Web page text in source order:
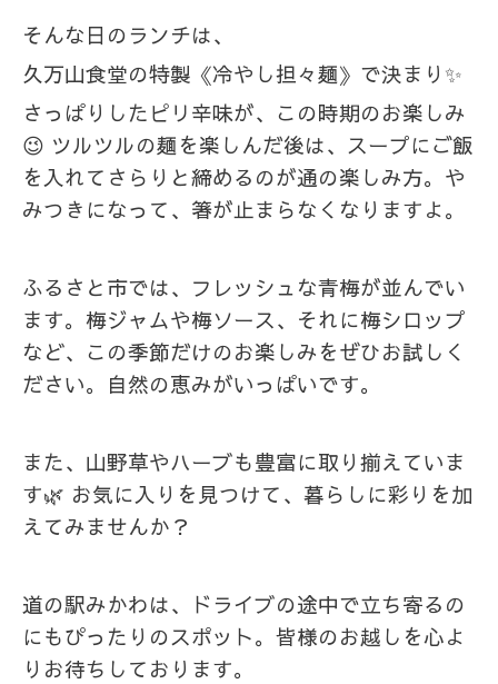
そんな日のランチは、
久万山食堂の特製《冷やし担々麺》で決まり✨
さっぱりしたピリ辛味が、この時期のお楽しみ
😉 ツルツルの麺を楽しんだ後は、スープにご飯
を入れてさらりと締めるのが通の楽しみ方。や
みつきになって、箸が止まらなくなりますよ。
ふるさと市では、フレッシュな青梅が並んでい
ます。梅ジャムや梅ソース、それに梅シロップ
など、この季節だけのお楽しみをぜひお試しく
ださい。自然の恵みがいっぱいです。
また、山野草やハーブも豊富に取り揃えていま
す🌿 お気に入りを見つけて、暮らしに彩りを加
えてみませんか？
道の駅みかわは、ドライブの途中で立ち寄るの
にもぴったりのスポット。皆様のお越しを心よ
りお待ちしております。